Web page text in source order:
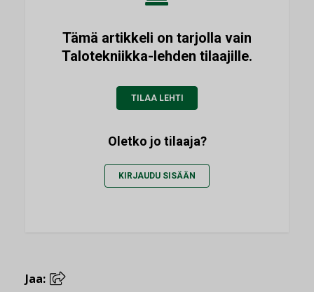
Tämä artikkeli on tarjolla vain
Talotekniikka-lehden tilaajille.
TILAA LEHTI
Oletko jo tilaaja?
KIRJAUDU SISÄÄN
Jaa: